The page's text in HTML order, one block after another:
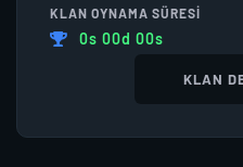
KLAN OYNAMA SÜRESI
0s 00d 00s
KLAN